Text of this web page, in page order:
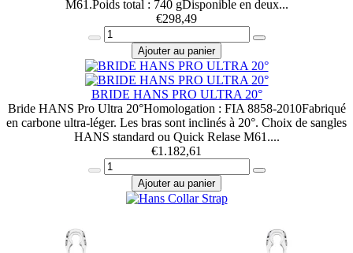
M61.Poids total : 740 gDisponible en deux...
€298,49
Ajouter au panier
BRIDE HANS PRO ULTRA 20°
Bride HANS Pro Ultra 20°Homologation : FIA 8858-2010Fabriqué
en carbone ultra-léger. Les bras sont inclinés à 20°. Choix de sangles
HANS standard ou Quick Relase M61....
€1.182,61
Ajouter au panier